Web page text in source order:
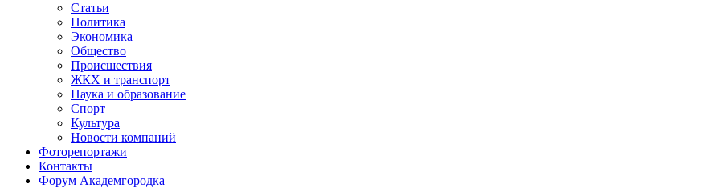
Статьи
Политика
Экономика
Общество
Происшествия
ЖКХ и транспорт
Наука и образование
Спорт
Культура
Новости компаний
Фоторепортажи
Контакты
Форум Академгородка